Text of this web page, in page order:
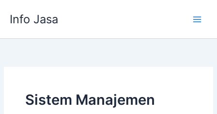
Info Jasa
Sistem Manajemen